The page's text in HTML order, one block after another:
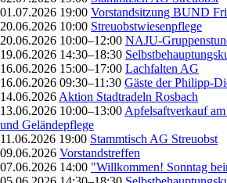
01.07.2026 19:00 Vorstandsitzung BUND
20.06.2026 10:00 Streuobstwiesenpflege
20.06.2026 10:00–12:00 NAJU-
19.06.2026 14:30–18:30
16.06.2026 15:00–17:00 Lachfalten AG
16.06.2026 09:30–11:30 Gäste der Philipp-
14.06.2026 Aktion Stadtradeln Rosbach
13.06.2026 10:00–13:00 Apfelsaftverkauf
und Geländepflege
11.06.2026 19:00 Stammtisch AG Streuobst
09.06.2026 Vorstandstreffen
07.06.2026 14:00 "Willkommen! Sonntag